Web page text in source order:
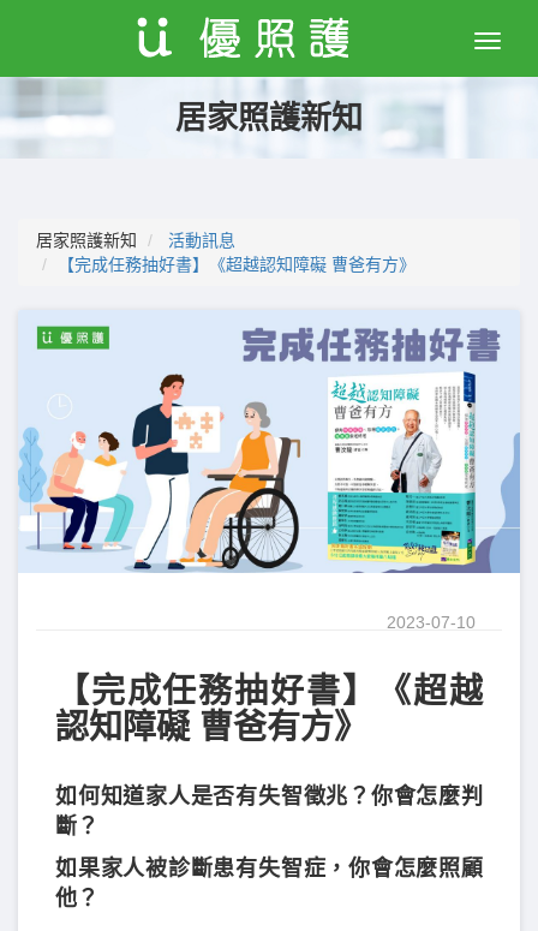
Toggle
居家照護新知
居家照護新知
活動訊息
【完成任務抽好書】《超越認知障礙 曹爸有方》
2023-07-10
【完成任務抽好書】《超越
認知障礙 曹爸有方》
如何知道家人是否有失智徵兆？你會怎麼判
斷？
如果家人被診斷患有失智症，你會怎麼照顧
他？